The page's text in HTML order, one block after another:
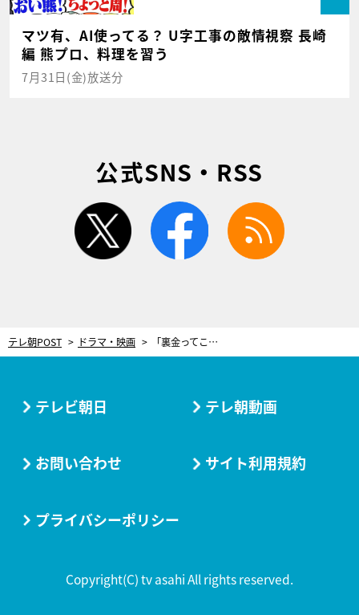
マツ有、AI使ってる？ U字工事の敵情視察 長崎
編 熊プロ、料理を習う
7月31日(金)放送分
公式SNS・RSS
twitter facebook
テレ朝POST ドラマ・映画 「裏金ってこと？」不倫・隠し子疑惑で辞職の大臣が禊の暴露！政治家一族の“隠し財産”を赤裸々告白＜おコメの女＞
テレビ朝日 テレ朝動画
お問い合わせ サイト利用規約
プライバシーポリシー
Copyright(C) tv asahi All rights reserved.